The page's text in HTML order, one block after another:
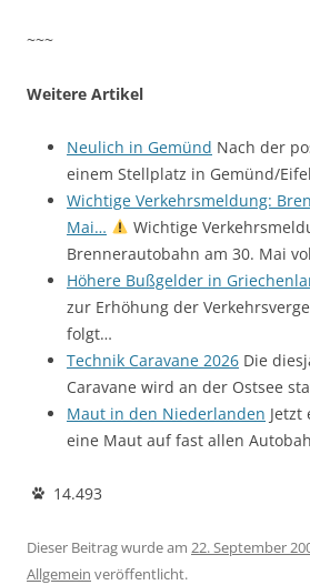
~~~
Weitere Artikel
Neulich in Gemünd Nach der
einem Stellplatz in Gemünd/
Wichtige Verkehrsmeldung:
Mai…
Wichtige
Brennerautobahn am 30. Mai
Höhere Bußgelder in
zur Erhöhung der
folgt…
Technik Caravane 2026 Die
Caravane wird an der Ostsee
Maut in den Niederlanden
eine Maut auf fast allen
14.493
Dieser Beitrag wurde am 22. September
Allgemein veröffentlicht.